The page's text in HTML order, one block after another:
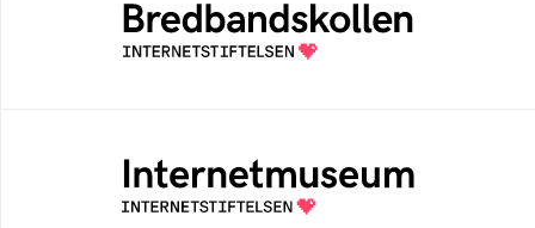
Bredbandskollen är ett oberoende
konsumentverktyg som drivs av
Internetstiftelsen
Ett digitalt museum som byggts, och kureras
av Internetstiftelsen